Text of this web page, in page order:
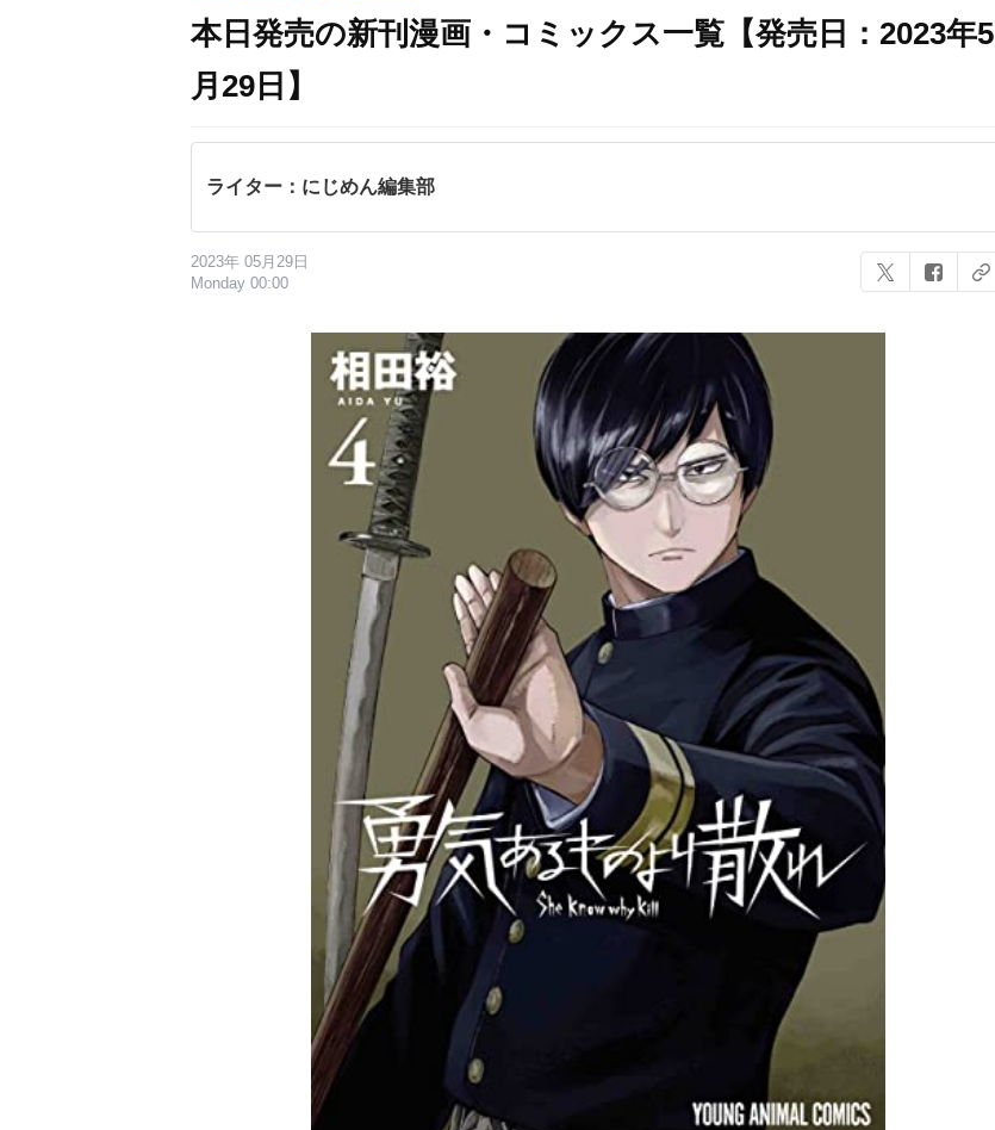
本日発売の新刊漫画・コミックス一覧【発売日：2023年5
月29日】
ライター：にじめん編集部
2023年 05月29日
Monday 00:00